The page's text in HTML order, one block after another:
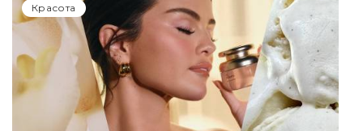
Красота